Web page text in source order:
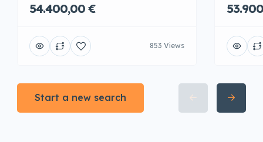
54.400,00 €
853 Views
Start a new search